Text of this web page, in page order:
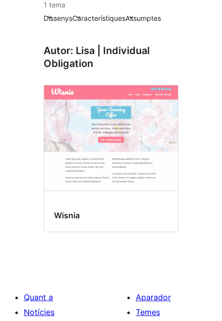
1 tema
DissenysCaracterístiquesAssumptes
Autor: Lisa | Individual
Obligation
Wisnia
Quant a
Notícies
Aparador
Temes